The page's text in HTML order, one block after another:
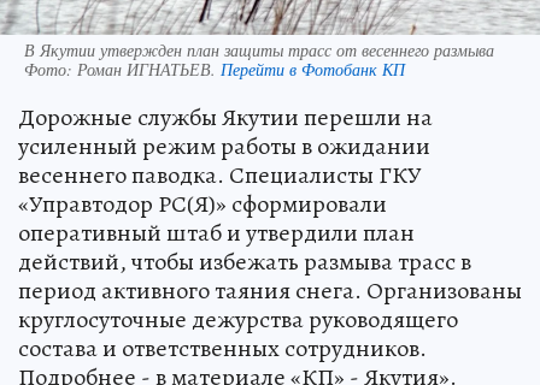
В Якутии утвержден план защиты трасс от весеннего размыва
Фото: Роман ИГНАТЬЕВ. Перейти в Фотобанк КП
Дорожные службы Якутии перешли на
усиленный режим работы в ожидании
весеннего паводка. Специалисты ГКУ
«Управтодор РС(Я)» сформировали
оперативный штаб и утвердили план
действий, чтобы избежать размыва трасс в
период активного таяния снега. Организованы
круглосуточные дежурства руководящего
состава и ответственных сотрудников.
Подробнее - в материале «КП» - Якутия».